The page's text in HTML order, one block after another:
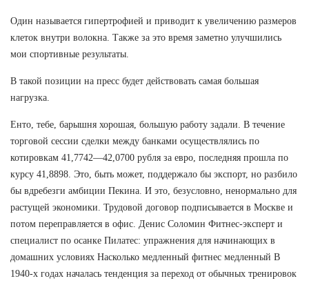
Один называется гипертрофией и приводит к увеличению размеров
клеток внутри волокна. Также за это время заметно улучшились
мои спортивные результаты.
В такой позиции на пресс будет действовать самая большая
нагрузка.
Енто, тебе, барышня хорошая, большую работу задали. В течение
торговой сессии сделки между банками осуществлялись по
котировкам 41,7742—42,0700 рубля за евро, последняя прошла по
курсу 41,8898. Это, быть может, поддержало бы экспорт, но разбило
бы вдребезги амбиции Пекина. И это, безусловно, ненормально для
растущей экономики. Трудовой договор подписывается в Москве и
потом переправляется в офис. Денис Соломин Фитнес-эксперт и
специалист по осанке Пилатес: упражнения для начинающих в
домашних условиях Насколько медленный фитнес медленный В
1940-х годах началась тенденция за переход от обычных тренировок